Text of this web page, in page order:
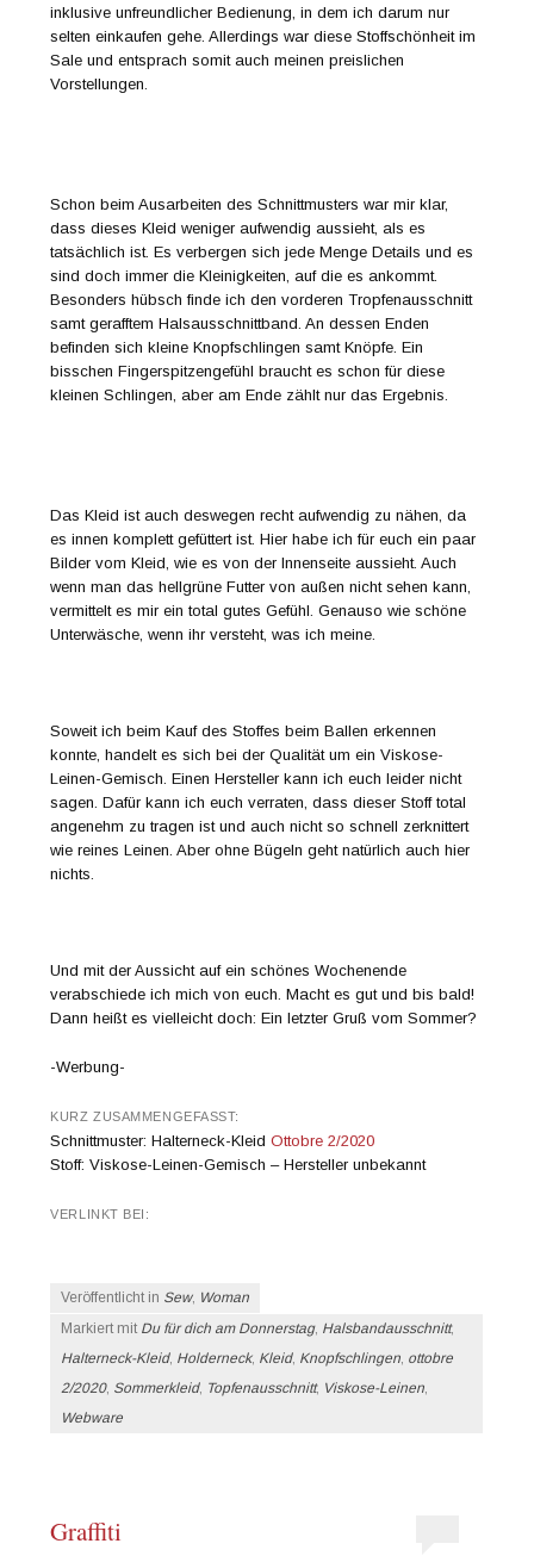
inklusive unfreundlicher Bedienung, in dem ich darum nur
selten einkaufen gehe. Allerdings war diese Stoffschönheit im
Sale und entsprach somit auch meinen preislichen
Vorstellungen.
Schon beim Ausarbeiten des Schnittmusters war mir klar,
dass dieses Kleid weniger aufwendig aussieht, als es
tatsächlich ist. Es verbergen sich jede Menge Details und es
sind doch immer die Kleinigkeiten, auf die es ankommt.
Besonders hübsch finde ich den vorderen Tropfenausschnitt
samt gerafftem Halsausschnittband. An dessen Enden
befinden sich kleine Knopfschlingen samt Knöpfe. Ein
bisschen Fingerspitzengefühl braucht es schon für diese
kleinen Schlingen, aber am Ende zählt nur das Ergebnis.
Das Kleid ist auch deswegen recht aufwendig zu nähen, da
es innen komplett gefüttert ist. Hier habe ich für euch ein paar
Bilder vom Kleid, wie es von der Innenseite aussieht. Auch
wenn man das hellgrüne Futter von außen nicht sehen kann,
vermittelt es mir ein total gutes Gefühl. Genauso wie schöne
Unterwäsche, wenn ihr versteht, was ich meine.
Soweit ich beim Kauf des Stoffes beim Ballen erkennen
konnte, handelt es sich bei der Qualität um ein Viskose-
Leinen-Gemisch. Einen Hersteller kann ich euch leider nicht
sagen. Dafür kann ich euch verraten, dass dieser Stoff total
angenehm zu tragen ist und auch nicht so schnell zerknittert
wie reines Leinen. Aber ohne Bügeln geht natürlich auch hier
nichts.
Und mit der Aussicht auf ein schönes Wochenende
verabschiede ich mich von euch. Macht es gut und bis bald!
Dann heißt es vielleicht doch: Ein letzter Gruß vom Sommer?
-Werbung-
KURZ ZUSAMMENGEFASST:
Schnittmuster: Halterneck-KleidOttobre 2/2020
Stoff: Viskose-Leinen-Gemisch – Hersteller unbekannt
VERLINKT BEI:
Veröffentlicht in Sew, Woman
Markiert mit Du für dich am Donnerstag, Halsbandausschnitt,
Halterneck-Kleid, Holderneck, Kleid, Knopfschlingen, ottobre
2/2020, Sommerkleid, Topfenausschnitt, Viskose-Leinen,
Webware
Graffiti